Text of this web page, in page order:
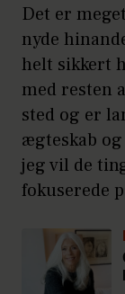
Det er
nyde
helt sikkert
med resten
sted og er
ægteskab
jeg vil de
fokuserede